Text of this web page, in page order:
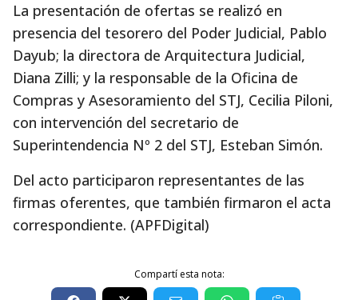
La presentación de ofertas se realizó en
presencia del tesorero del Poder Judicial, Pablo
Dayub; la directora de Arquitectura Judicial,
Diana Zilli; y la responsable de la Oficina de
Compras y Asesoramiento del STJ, Cecilia Piloni,
con intervención del secretario de
Superintendencia Nº 2 del STJ, Esteban Simón.
Del acto participaron representantes de las
firmas oferentes, que también firmaron el acta
correspondiente. (APFDigital)
Compartí esta nota: